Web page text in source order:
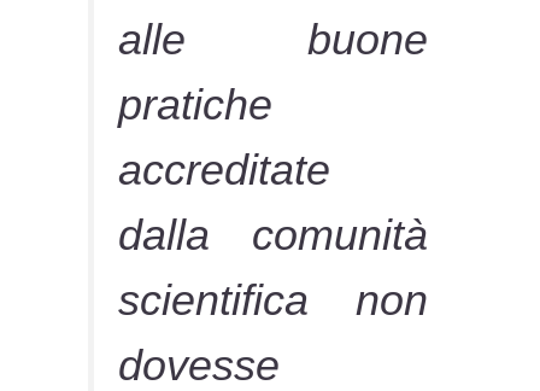
alle buone
pratiche
accreditate
dalla comunità
scientifica non
dovesse